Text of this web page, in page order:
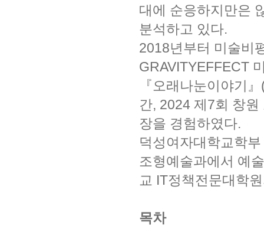
대에 순응하지만은
분석하고 있다.
2018년부터 미술비
GRAVITYEFFECT
『오래나눈이야기
간, 2024 제7회 창
장을 경험하였다.
덕성여자대학교학
조형예술과에서 예
교 IT정책전문대학
목차